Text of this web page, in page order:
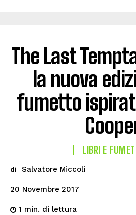
The Last
la nuova
fumetto
LIBRI E
di Salvatore Miccoli
20 Novembre 2017
1 min. di lettura